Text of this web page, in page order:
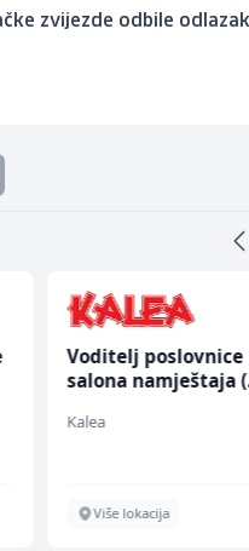
zvijezde odbile
Voditelj poslovnice
salona namještaja
Kalea
Više lokacija